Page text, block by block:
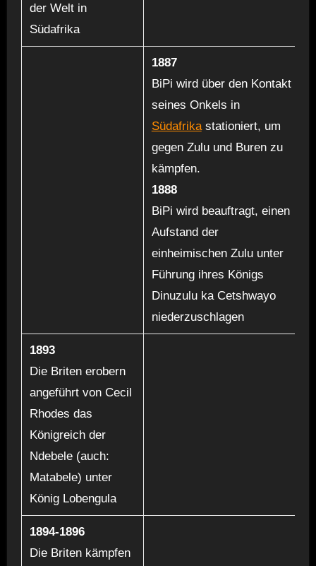
der Welt in
Südafrika
1887
BiPi wird über den Kontakt
seines Onkels in
Südafrikastationiert, um
gegen Zulu und Buren zu
kämpfen.
1888
BiPi wird beauftragt, einen
Aufstand der
einheimischen Zulu unter
Führung ihres Königs
Dinuzulu ka Cetshwayo
niederzuschlagen
1893
Die Briten erobern
angeführt von Cecil
Rhodes das
Königreich der
Ndebele (auch:
Matabele) unter
König Lobengula
1894-1896
Die Briten kämpfen